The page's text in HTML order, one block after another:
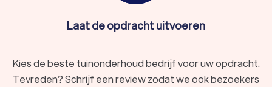
Laat de opdracht uitvoeren
Kies de beste tuinonderhoud bedrijf voor uw opdracht.
Tevreden? Schrijf een review zodat we ook bezoekers